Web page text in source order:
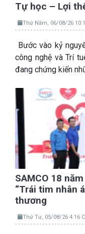
Tự học – Lợi
Thứ Năm, 06/08/26
Bước vào kỷ
công nghệ và Trí
đang chứng kiến
SAMCO 18
“Trái tim nhân
thương
Thứ Tư, 05/08/26 4:16